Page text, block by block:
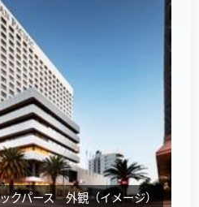
クパース 外観（イメージ）